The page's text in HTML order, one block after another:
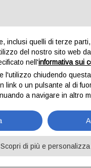
Componenti e sistemi
inclusi quelli di terze
del nostro sito web
nell'informativa sui
l'utilizzo chiudendo
link o un pulsante al di
a navigare in altro
Scopri di più e personalizza